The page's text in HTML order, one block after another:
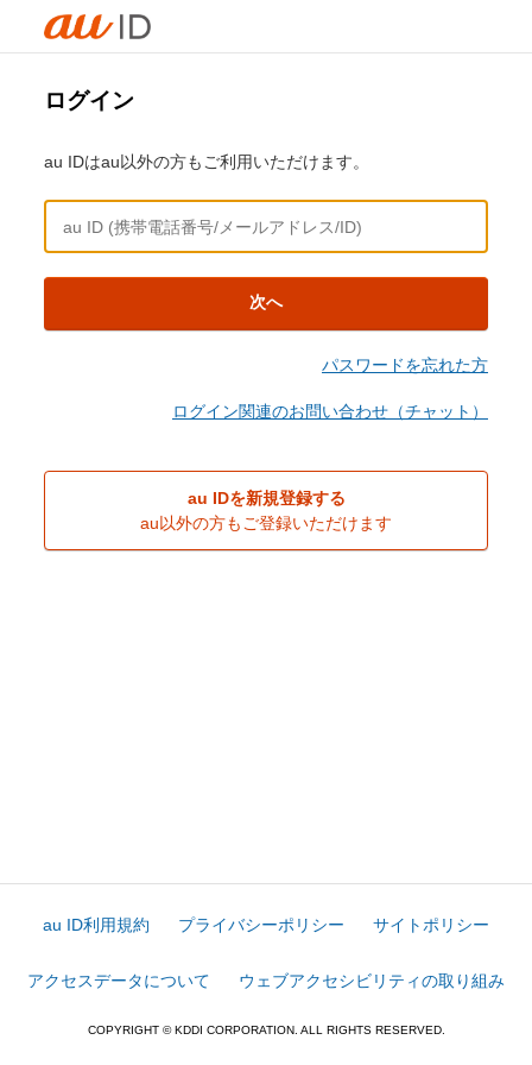
ログイン
au IDはau以外の方もご利用いただけます。
次へ
パスワードを忘れた方
ログイン関連のお問い合わせ（チャット）
au IDを新規登録する
au以外の方もご登録いただけます
au ID利用規約 プライバシーポリシー サイトポリシー
アクセスデータについて ウェブアクセシビリティの取り組み
COPYRIGHT © KDDI CORPORATION. ALL RIGHTS RESERVED.